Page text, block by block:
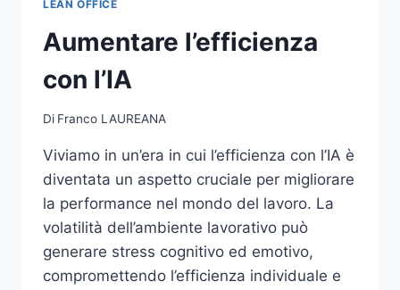
LEAN OFFICE
Aumentare l’efficienza
con l’IA
Di Franco LAUREANA
Viviamo in un’era in cui l’efficienza con l’IA è
diventata un aspetto cruciale per migliorare
la performance nel mondo del lavoro. La
volatilità dell’ambiente lavorativo può
generare stress cognitivo ed emotivo,
compromettendo l’efficienza individuale e